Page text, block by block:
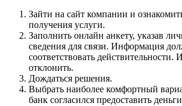
Зайти на сайт компании и
получения услуги.
Заполнить онлайн анкету, указав
сведения для связи. Информация
соответствовать действительности.
отклонить.
Дождаться решения.
Выбрать наиболее комфортный
банк согласился предоставить